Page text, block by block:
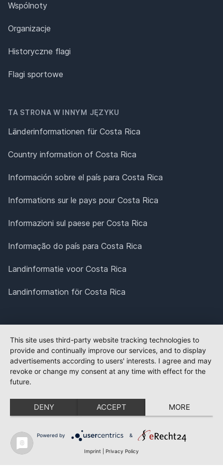
Wspólnoty
Organizacje
Historyczne flagi
Flagi sportowe
TA STRONA W INNYM JĘZYKU
Länderinformationen für Costa Rica
Country information of Costa Rica
Información sobre el país para Costa Rica
Informations sur le pays pour Costa Rica
Informazioni sul paese per Costa Rica
Informação do país para Costa Rica
Landinformatie voor Costa Rica
Landinformation för Costa Rica
This site uses third-party website tracking technologies to
provide and continually improve our services, and to display
advertisements according to users' interests. I agree and may
revoke or change my consent at any time with effect for the
future.
DENY ACCEPT MORE
Powered by &
Imprint Privacy Policy